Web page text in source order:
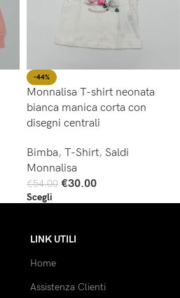
-44%
Monnalisa T-shirt neonata
bianca manica corta con
disegni centrali
Bimba, T-Shirt, Saldi
Monnalisa
€54.00 €30.00
Scegli
LINK UTILI
Home
Assistenza Clienti